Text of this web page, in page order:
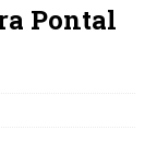
Pontal